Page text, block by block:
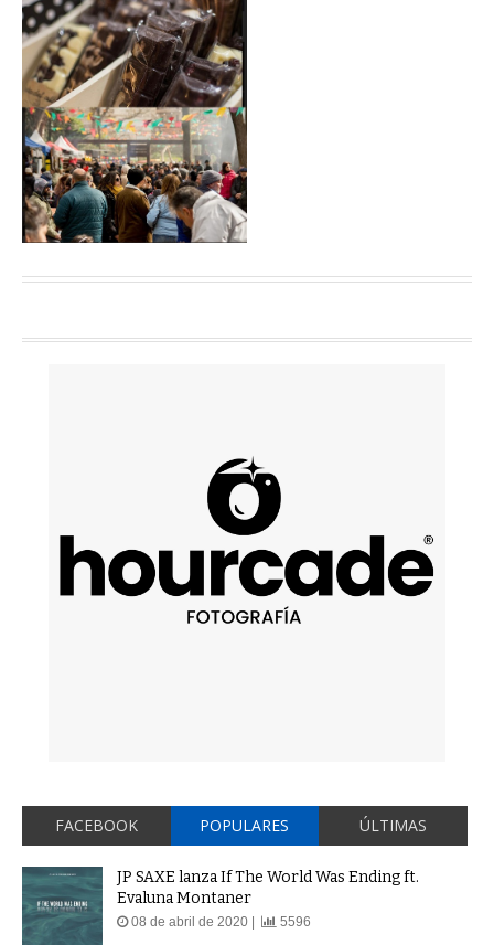
FACEBOOK POPULARES ÚLTIMAS
JP SAXE lanza If The World Was Ending ft.
Evaluna Montaner
08 de abril de 2020 | 5596